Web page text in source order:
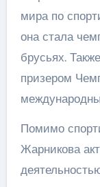
мира по
она стала
брусьях.
призером
Помимо
Жарникова